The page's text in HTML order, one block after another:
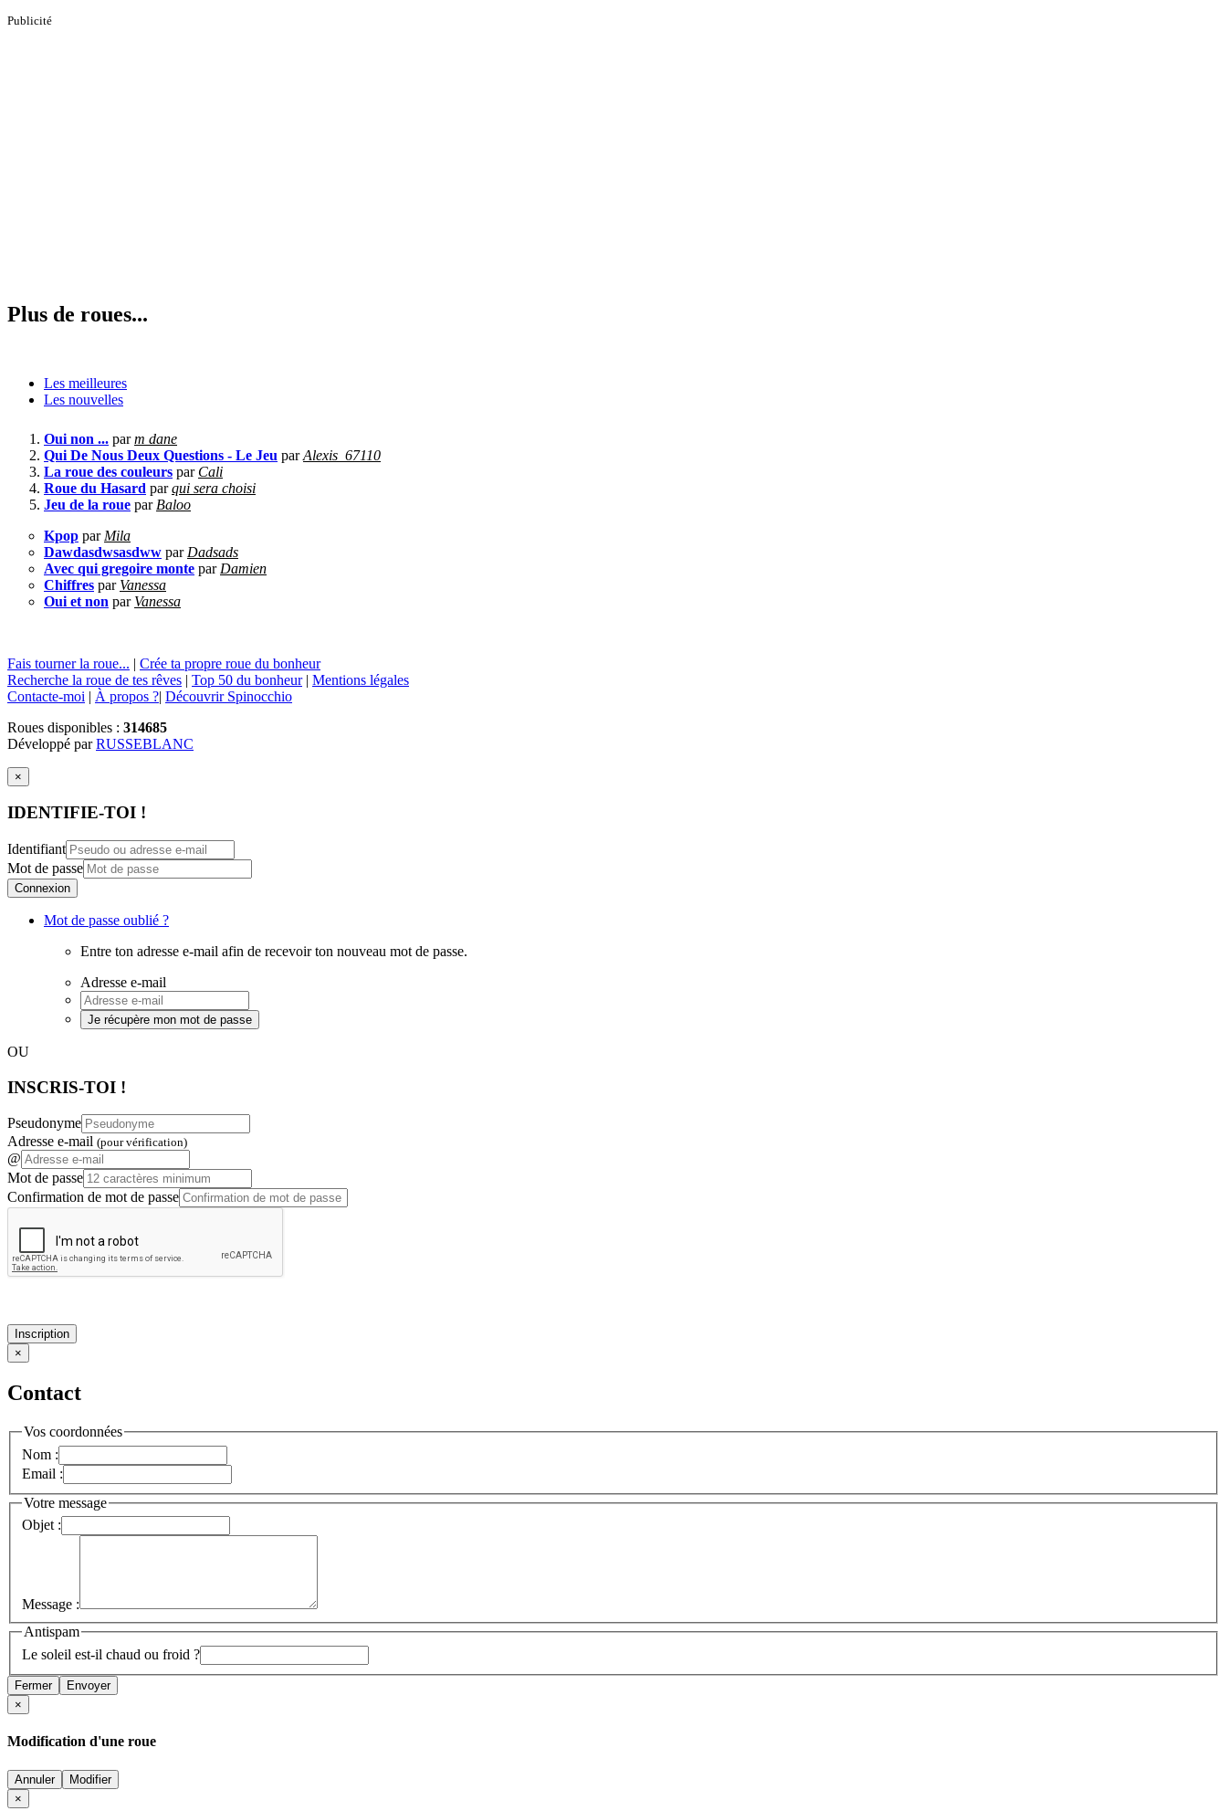
Publicité
Plus de roues...
Les meilleures
Les nouvelles
Oui non ... parm dane
Qui De Nous Deux Questions - Le Jeu parAlexis_67110
La roue des couleurs par Cali
Roue du Hasard parqui sera choisi
Jeu de la roue par Baloo
Kpop par Mila
Dawdasdwsasdww par Dadsads
Avec qui gregoire monte par Damien
Chiffres par Vanessa
Oui et non par Vanessa
Fais tourner la roue... | Crée ta propre roue du bonheur
Recherche la roue de tes rêves | Top 50 du bonheur| Mentions légales
Contacte-moi | À propos ?| Découvrir Spinocchio
Roues disponibles : 314685
Développé parRUSSEBLANC
×
IDENTIFIE-TOI !
Identifiant
Mot de passe
Connexion
Mot de passe oublié ?
Entre ton adresse e-mail afin de recevoir ton nouveau mot de passe.
Adresse e-mail
Je récupère mon mot de passe
OU
INSCRIS-TOI !
Pseudonyme
Adresse e-mail (pour vérification)
@
Mot de passe
Confirmation de mot de passe
Inscription
×
Contact
Vos coordonnées
Nom :
Email :
Votre message
Objet :
Message :
Antispam
Le soleil est-il chaud ou froid ?
Fermer
Envoyer
×
Modification d'une roue
Annuler
Modifier
×